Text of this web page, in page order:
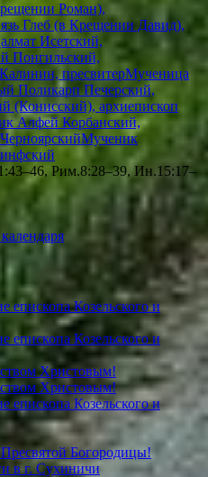
Роман),
Глеб (в Крещении Давид),
Исетский,
Понгильский,
пресвитерМученица
Поликарп Печерский,
(Конисский), архиепископ
Алфей Корбанский,
Мученик
Рим.8:28–39, Ин.15:17–
епископа Козельского и
епископа Козельского и
Христовым!
Христовым!
епископа Козельского и
Богородицы!
в г. Сухиничи